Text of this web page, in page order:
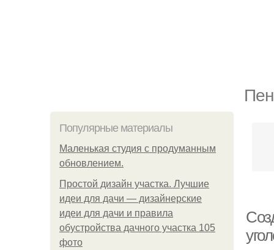
Популярные материалы
Маленькая студия с продуманным
обновлением.
Простой дизайн участка. Лучшие
идеи для дачи — дизайнерские
идеи для дачи и правила
обустройства дачного участка 105
фото